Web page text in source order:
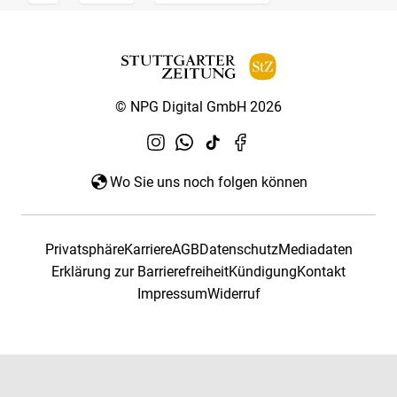
© NPG Digital GmbH 2026
Wo Sie uns noch folgen können
PrivatsphäreKarriereAGBDatenschutzMediadaten
Erklärung zur BarrierefreiheitKündigungKontakt
ImpressumWiderruf